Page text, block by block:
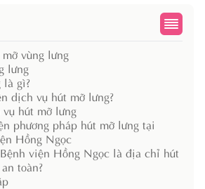
vùng lưng
lưng
gì?
dịch vụ hút mỡ lưng?
hút mỡ lưng
phương pháp hút mỡ lưng tại
Hồng Ngọc
viện Hồng Ngọc là địa chỉ hút
toàn?